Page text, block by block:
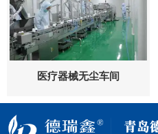
医疗器械无尘车间